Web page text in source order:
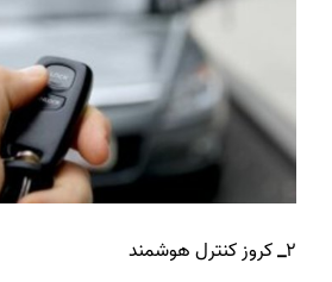
2
_کروز کنترل هوشمند